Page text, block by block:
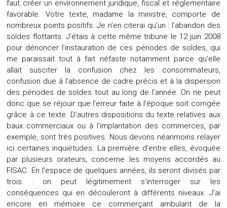
faut créer un environnement juridique, fiscal et réglementaire
favorable. Votre texte, madame la ministre, comporte de
nombreux points positifs. Je n’en citerai qu’un : l’abandon des
soldes flottants. J’étais à cette même tribune le 12 juin 2008
pour dénoncer l’instauration de ces périodes de soldes, qui
me paraissait tout à fait néfaste notamment parce qu’elle
allait susciter la confusion chez les consommateurs,
confusion due à l’absence de cadre précis et à la dispersion
des périodes de soldes tout au long de l’année. On ne peut
donc que se réjouir que l’erreur faite à l’époque soit corrigée
grâce à ce texte. D’autres dispositions du texte relatives aux
baux commerciaux ou à l’implantation des commerces, par
exemple, sont très positives. Nous devons néanmoins relayer
ici certaines inquiétudes. La première d’entre elles, évoquée
par plusieurs orateurs, concerne les moyens accordés au
FISAC. En l’espace de quelques années, ils seront divisés par
trois : on peut légitimement s’interroger sur les
conséquences qui en découleront à différents niveaux. J’ai
encore en mémoire ce commerçant ambulant de la